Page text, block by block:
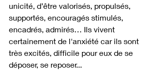
unicité, d’être valorisés, propulsés,
supportés, encouragés stimulés,
encadrés, admirés… Ils vivent
certainement de l'anxiété car ils sont
très excités, difficile pour eux de se
déposer, se reposer...